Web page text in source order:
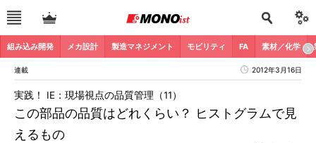
組み込み開発 メカ設計 製造マネジメント モビリティ FA 素材／化学
連載 2012年3月16日
この部品の品質はどれくらい？ ヒストグラムで見
えるもの
実践！ IE：現場視点の品質管理（11）